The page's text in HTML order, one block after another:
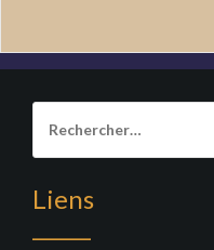
Liens